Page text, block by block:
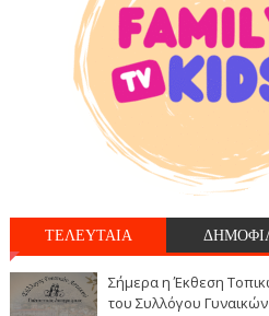
ΤΕΛΕΥΤΑΙΑ
Σήμερα η Έκθεση
του Συλλόγου